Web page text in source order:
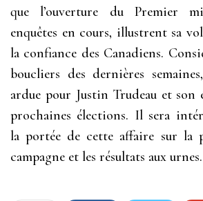
que l’ouverture du Premier
enquêtes en cours, illustrent sa
la confiance des Canadiens.
boucliers des dernières
ardue pour Justin Trudeau et son
prochaines élections. Il sera
la portée de cette affaire sur la
campagne et les résultats aux urnes.